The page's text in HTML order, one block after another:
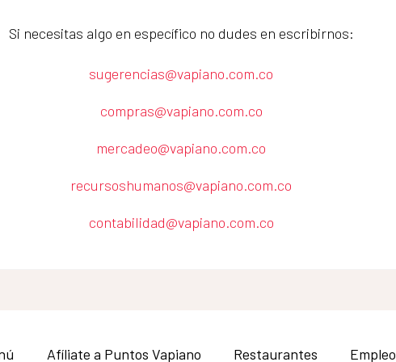
Si necesitas algo en específico no dudes en escribirnos:
sugerencias@vapiano.com.co
compras@vapiano.com.co
mercadeo@vapiano.com.co
recursoshumanos@vapiano.com.co
contabilidad@vapiano.com.co
Afíliate a Puntos Vapiano Restaurantes Empleo